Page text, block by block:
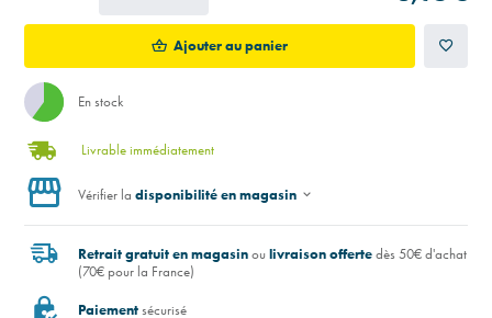
Ajouter au panier
En stock
Livrable immédiatement
Vérifier la disponibilité en magasin
Retrait gratuit en magasinoulivraison offertedès 50€ d'achat
(70€ pour la France)
Paiementsécurisé